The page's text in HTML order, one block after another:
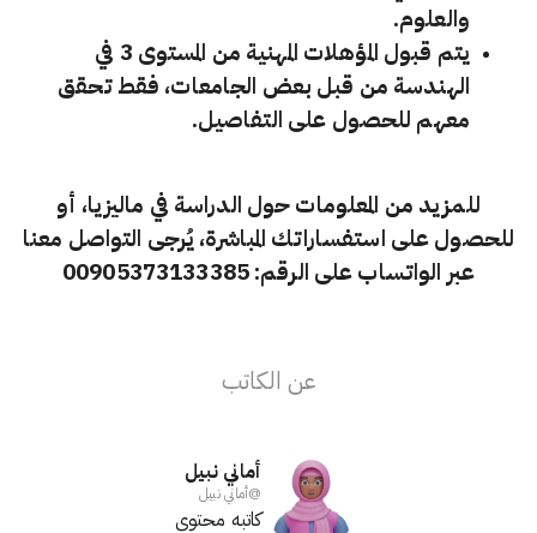
والعلوم.
يتم قبول المؤهلات المهنية من المستوى 3 في
الهندسة من قبل بعض الجامعات، فقط تحقق
معهم للحصول على التفاصيل.
للمزيد من المعلومات حول الدراسة في ماليزيا، أو
للحصول على استفساراتك المباشرة، يُرجى التواصل معنا
عبر الواتساب على الرقم: 00905373133385
عن الكاتب
أماني نبيل
@أماني نبيل
كاتبه محتوى